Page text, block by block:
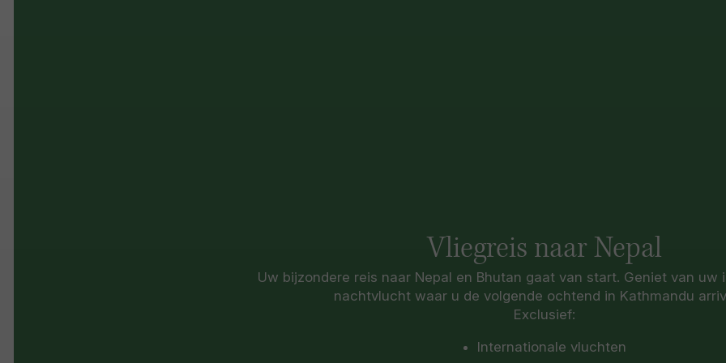
Vliegreis naar Nepal
Uw bijzondere reis naar Nepal en Bhutan gaat van start. Geniet van uw
nachtvlucht waar u de volgende ochtend in Kathmandu
Exclusief:
Internationale vluchten